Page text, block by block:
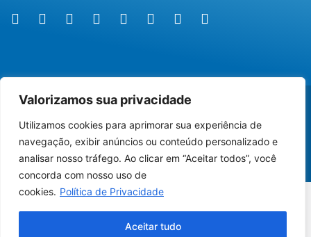
Utilizamos cookies para oferecer melhor
experiência, melhorar o desempenho, analisar
como você interage em nosso site e
personalizar conteúdo.
Valorizamos sua privacidade
Utilizamos cookies para aprimorar sua experiência de
navegação, exibir anúncios ou conteúdo personalizado e
analisar nosso tráfego. Ao clicar em “Aceitar todos”, você
concorda com nosso uso de
cookies. Política de Privacidade
Aceitar tudo
@2026 Associação Carismática Católica São Pio X